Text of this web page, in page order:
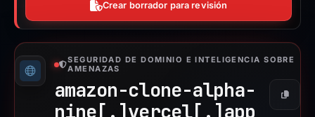
Crear borrador para revisión
SEGURIDAD DE DOMINIO E INTELIGENCIA SOBRE
AMENAZAS
amazon-clone-alpha-
nine[.] vercel[.] app
Copiar